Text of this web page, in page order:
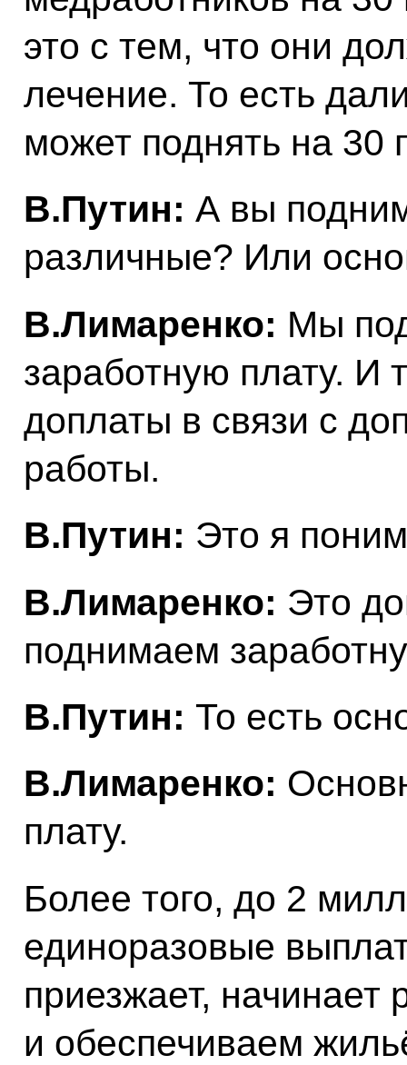
это с тем, что они
лечение. То есть
может поднять на 30
В.Путин: А вы
различные? Или
В.Лимаренко: Мы
заработную плату. И
доплаты в связи с
работы.
В.Путин: Это я
В.Лимаренко: Это
поднимаем
В.Путин: То есть
В.Лимаренко:
плату.
Более того, до 2
единоразовые
приезжает, начинает
и обеспечиваем